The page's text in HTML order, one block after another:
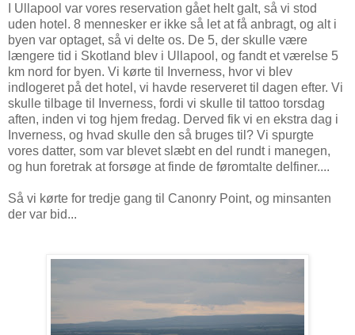
I Ullapool var vores reservation gået helt galt, så vi stod
uden hotel. 8 mennesker er ikke så let at få anbragt, og alt i
byen var optaget, så vi delte os. De 5, der skulle være
længere tid i Skotland blev i Ullapool, og fandt et værelse 5
km nord for byen. Vi kørte til Inverness, hvor vi blev
indlogeret på det hotel, vi havde reserveret til dagen efter. Vi
skulle tilbage til Inverness, fordi vi skulle til tattoo torsdag
aften, inden vi tog hjem fredag. Derved fik vi en ekstra dag i
Inverness, og hvad skulle den så bruges til? Vi spurgte
vores datter, som var blevet slæbt en del rundt i manegen,
og hun foretrak at forsøge at finde de føromtalte delfiner....
Så vi kørte for tredje gang til Canonry Point, og minsanten
der var bid...